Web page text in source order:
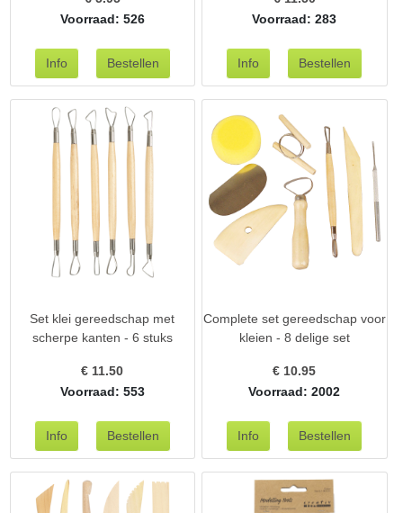
Voorraad: 526
Voorraad: 283
Set klei gereedschap met
scherpe kanten - 6 stuks
€ 11.50
Voorraad: 553
Complete set gereedschap voor
kleien - 8 delige set
€ 10.95
Voorraad: 2002